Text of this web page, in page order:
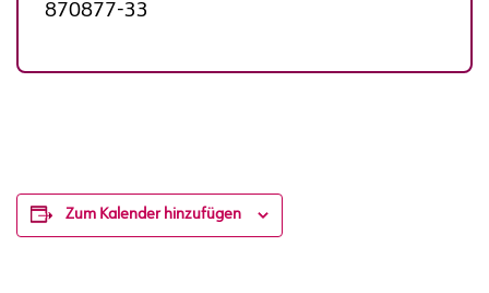
870877-33
Zum Kalender hinzufügen